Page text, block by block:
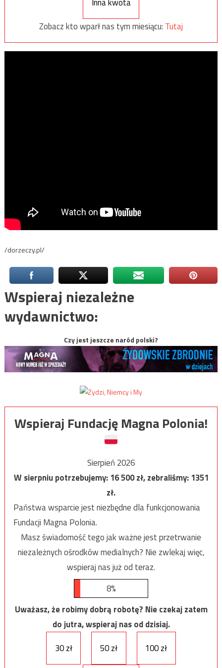
Inna kwota
Zobacz kto wparł nas tym miesiącu: Tutaj
/dorzeczy.pl/
Wspieraj niezależne
wydawnictwo:
Czy jest jeszcze naród polski?
Wspieraj Fundację Magna Polonia!
Sierpień 2026
W sierpniu potrzebujemy:16 500zł, zebraliśmy:1351
zł.
Państwa wsparcie jest niezbędne dla funkcjonowania
Fundacji Magna Polonia.
Masz świadomość tego jak ważne jest przetrwanie
niezależnych ośrodków medialnych? Nie zwlekaj więc,
wspieraj nas już od teraz.
8%
Uważasz, że robimy dobrą robotę? Nie czekaj zatem
do jutra, wspieraj nas od dzisiaj.
30 zł
50 zł 100 zł